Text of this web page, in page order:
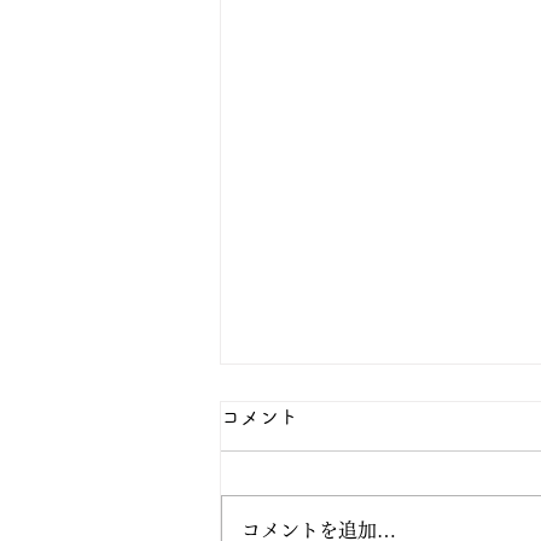
八月の行事予定
方での新盆参りがあるため休会し
ます。 七日（金曜）正行寺布教
コメント
コメントを追加…